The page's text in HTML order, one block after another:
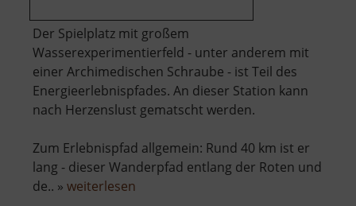
Der Spielplatz mit großem
Wasserexperimentierfeld - unter anderem mit
einer Archimedischen Schraube - ist Teil des
Energieerlebnispfades. An dieser Station kann
nach Herzenslust gematscht werden.
Zum Erlebnispfad allgemein: Rund 40 km ist er
lang - dieser Wanderpfad entlang der Roten und
de.. » weiterlesen